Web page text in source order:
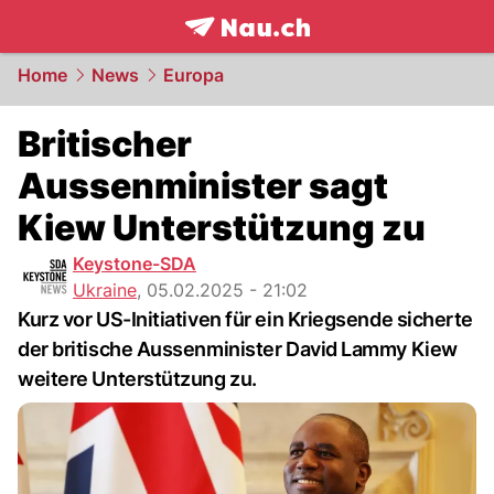
frontpage.NAU.ch
Home News Europa
Britischer
Aussenminister sagt
Kiew Unterstützung zu
Keystone-SDA
Ukraine, 05.02.2025 - 21:02
Kurz vor US-Initiativen für ein Kriegsende sicherte
der britische Aussenminister David Lammy Kiew
weitere Unterstützung zu.